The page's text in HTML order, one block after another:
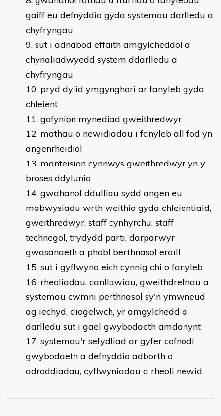
gaiff eu defnyddio gyda systemau darlledu a
chyfryngau
sut i adnabod effaith amgylcheddol a
chynaliadwyedd system ddarlledu a
chyfryngau
pryd dylid ymgynghori ar fanyleb gyda
chleient
gofynion mynediad gweithredwyr
mathau o newidiadau i fanyleb all fod yn
angenrheidiol
manteision cynnwys gweithredwyr yn y
broses ddylunio
gwahanol ddulliau sydd angen eu
mabwysiadu wrth weithio gyda chleientiaid,
gweithredwyr, staff cynhyrchu, staff
technegol, trydydd parti, darparwyr
gwasanaeth a phobl berthnasol eraill
sut i gyflwyno eich cynnig chi o fanyleb
rheoliadau, canllawiau, gweithdrefnau a
systemau cwmni perthnasol sy'n ymwneud
ag iechyd, diogelwch, yr amgylchedd a
darlledu sut i gael gwybodaeth amdanynt
systemau'r sefydliad ar gyfer cofnodi
gwybodaeth a defnyddio adborth o
adroddiadau, cyflwyniadau a rheoli newid